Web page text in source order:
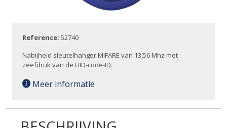
Reference: 52740
Nabijheid sleutelhanger MIFARE van 13,56 Mhz met
zeefdruk van de UID-code-ID.
Meer informatie